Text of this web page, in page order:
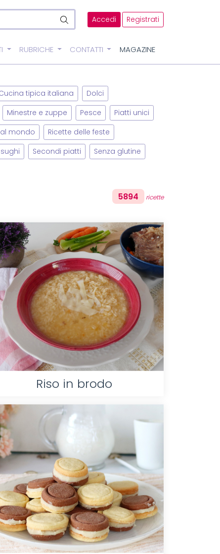
Accedi Registrati
RUBRICHE CONTATTI MAGAZINE
tipica italiana Dolci
Minestre e zuppe Pesce Piatti unici
mondo Ricette delle feste
Secondi piatti Senza glutine
5894 ricette
Riso in brodo